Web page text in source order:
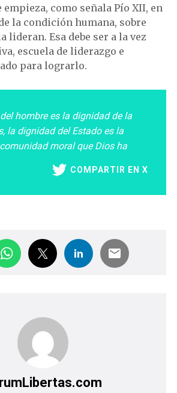
empieza, como señala Pío XII, en
la condición humana, sobre
lideran. Esa debe ser a la vez
escuela de liderazgo e
para lograrlo.
hombre es la dignidad de la
la dignidad del Estado es la
moral que Dios ha
COMPARTIR EN X